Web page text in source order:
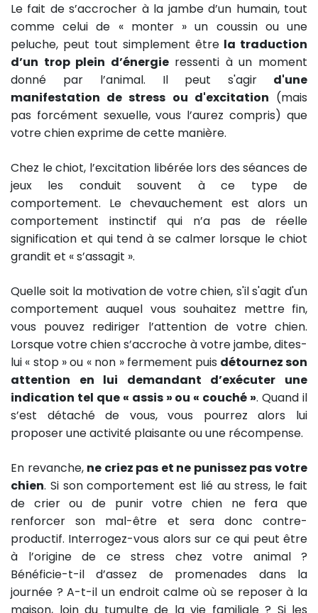
Le fait de s’accrocher à la jambe d’un humain, tout
comme celui de « monter » un coussin ou une
peluche, peut tout simplement être la traduction
d’un trop plein d’énergieressenti à un moment
donné par l’animal. Il peut s'agir d'une
manifestation de stress ou d'excitation (mais
pas forcément sexuelle, vous l’aurez compris) que
votre chien exprime de cette manière.
Chez le chiot, l’excitation libérée lors des séances de
jeux les conduit souvent à ce type de
comportement. Le chevauchement est alors un
comportement instinctif qui n’a pas de réelle
signification et qui tend à se calmer lorsque le chiot
grandit et « s’assagit ».
Quelle soit la motivation de votre chien, s'il s'agit d'un
comportement auquel vous souhaitez mettre fin,
vous pouvez rediriger l’attention de votre chien.
Lorsque votre chien s’accroche à votre jambe, dites-
lui « stop » ou « non » fermement puis détournez son
attention en lui demandant d’exécuter une
indication tel que « assis » ou « couché ». Quand il
s’est détaché de vous, vous pourrez alors lui
proposer une activité plaisante ou une récompense.
En revanche, ne criez pas et ne punissez pas votre
chien. Si son comportement est lié au stress, le fait
de crier ou de punir votre chien ne fera que
renforcer son mal-être et sera donc contre-
productif. Interrogez-vous alors sur ce qui peut être
à l’origine de ce stress chez votre animal ?
Bénéficie-t-il d’assez de promenades dans la
journée ? A-t-il un endroit calme où se reposer à la